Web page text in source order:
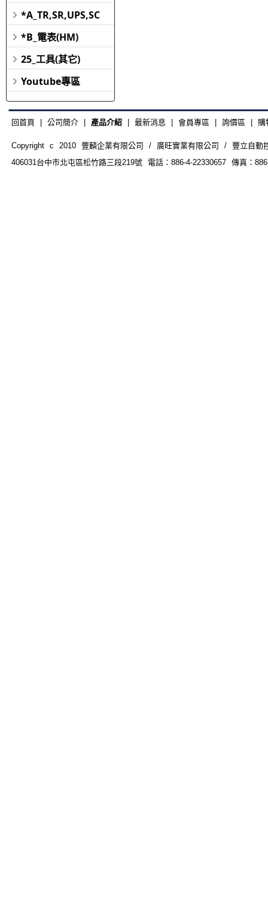
*A_TR,SR,UPS,SC
*B_電表(HM)
25_工具(其它)
Youtube專區
回首頁 公司簡介| 產品介紹| 最新消息 會員專區 詢價區 購
Copyright c 2010 豐麟企業有限公司 / 廣旺實業有限公司 / 豐立自動
406031台中市北屯區松竹路三段219號 電話：886-4-22330657 傳真：